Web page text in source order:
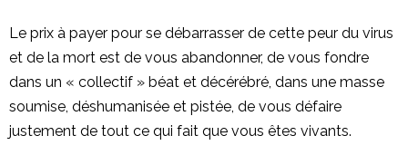
Le prix à payer pour se débarrasser de cette peur du virus
et de la mort est de vous abandonner, de vous fondre
dans un « collectif » béat et décérébré, dans une masse
soumise, déshumanisée et pistée, de vous défaire
justement de tout ce qui fait que vous êtes vivants.